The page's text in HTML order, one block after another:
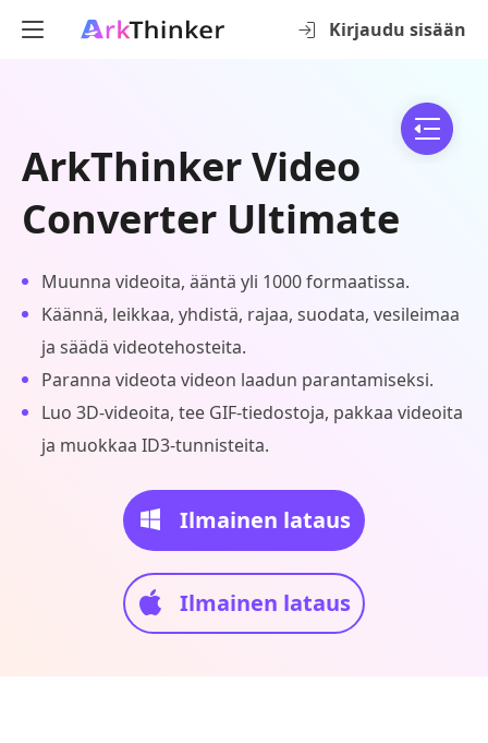
Kirjaudu sisään
ArkThinker Video
Converter Ultimate
Muunna videoita, ääntä yli 1000 formaatissa.
Käännä, leikkaa, yhdistä, rajaa, suodata, vesileimaa
ja säädä videotehosteita.
Paranna videota videon laadun parantamiseksi.
Luo 3D-videoita, tee GIF-tiedostoja, pakkaa videoita
ja muokkaa ID3-tunnisteita.
Ilmainen lataus
Ilmainen lataus